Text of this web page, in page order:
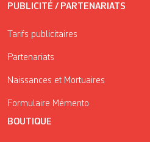
PUBLICITÉ / PARTENARIATS
Tarifs publicitaires
Partenariats
Naissances et Mortuaires
Formulaire Mémento
BOUTIQUE